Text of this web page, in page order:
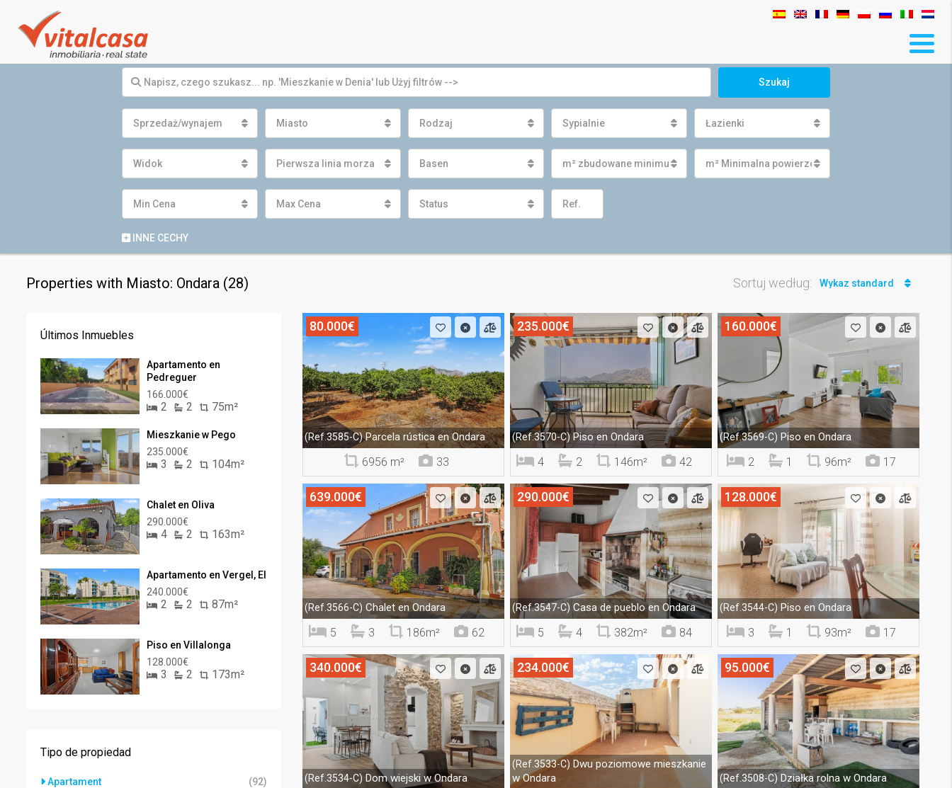
Szukaj
Sprzedaż/wynajem Miasto Rodzaj Sypialnie Łazienki
Widok Pierwsza linia morza Basen m² zbudowane minimum m² Minimalna powierzchnia działki
Min Cena Max Cena Status
INNE CECHY
Properties with Miasto: Ondara (28) Sortuj według: Wykaz standard
80.000€
(Ref.3585-C)Parcela rústica en Ondara
6956 m² 33
235.000€
(Ref.3570-C)Piso en Ondara
4 2 146m² 42
160.000€
(Ref.3569-C) Piso en Ondara
2 1 96m² 17
639.000€
(Ref.3566-C) Chalet en Ondara
5 3 186m² 62
290.000€
(Ref.3547-C) Casa de pueblo en Ondara
5 4 382m² 84
128.000€
(Ref.3544-C) Piso en Ondara
3 1 93m² 17
340.000€
(Ref.3534-C) Dom wiejski w Ondara
234.000€
(Ref.3533-C) Dwu poziomowe mieszkanie
w Ondara
95.000€
(Ref.3508-C) Działka rolna w Ondara
Últimos Inmuebles
Apartamento en
Pedreguer
166.000€
2 2 75m²
Mieszkanie w Pego
235.000€
3 2 104m²
Chalet en Oliva
290.000€
4 2 163m²
Apartamento en Vergel, El
240.000€
2 2 87m²
Piso en Villalonga
128.000€
3 2 173m²
Tipo de propiedad
Apartament
(92)